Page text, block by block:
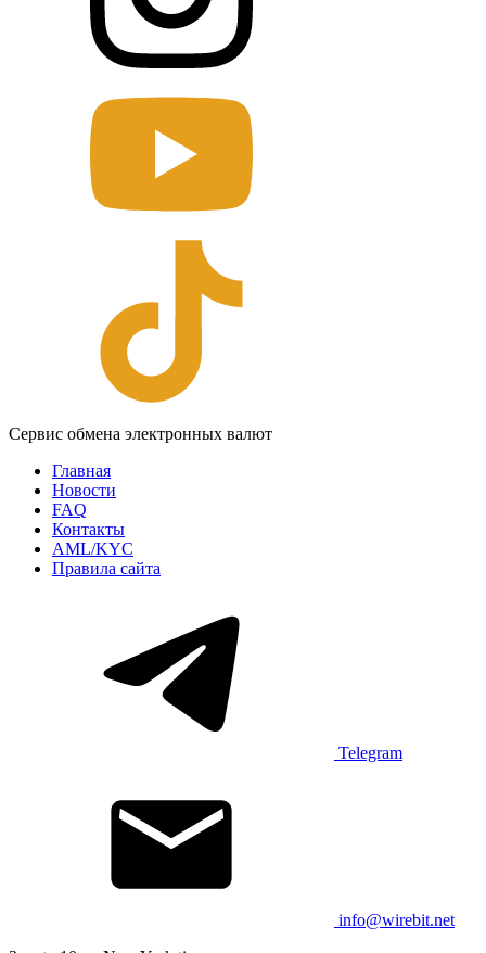
Сервис обмена электронных валют
Главная
Новости
FAQ
Контакты
AML/KYC
Правила сайта
Telegram
info@wirebit.net